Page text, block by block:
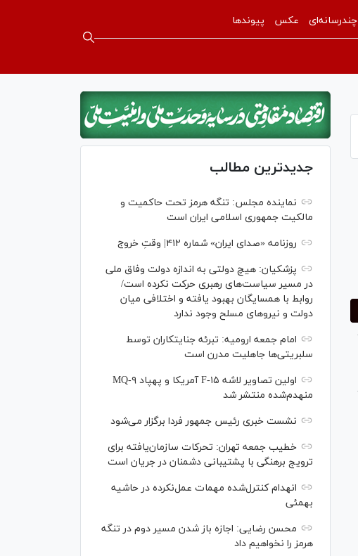
چندرسانه‌ای عکس پیوندها
جدیدترین مطالب
نماینده مجلس: تنگه هرمز تحت حاکمیت و
مالکیت جمهوری اسلامی ایران است
روزنامه «صدای ایران» شماره ۴۱۲| وقتِ خروج
پزشکیان: هیچ دولتی به اندازه دولت وفاق ملی
در مسیر سیاست‌های رهبری حرکت نکرده است/
روابط با همسایگان بهبود یافته و اختلافی میان
دولت و نیروهای مسلح وجود ندارد
امام جمعه ارومیه: تبرئه جنایتکاران توسط
سلبریتی‌ها جاهلیت مدرن است
اولین تصاویر لاشه F-۱۵ آمریکا و پهپاد MQ-۹
منهدم‌شده منتشر شد
نشست خبری رئیس‌ جمهور فردا برگزار می‌شود
خطیب جمعه تهران: تحرکات سازمان‌یافته برای
ترویج برهنگی با پشتیبانی دشمنان در جریان است
انهدام کنترل‌شده مهمات عمل‌نکرده در حاشیه
بهمئی
محسن رضایی: اجازه باز شدن مسیر دوم در تنگه
هرمز را نخواهیم داد